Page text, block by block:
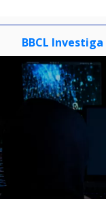
BBCL Investiga